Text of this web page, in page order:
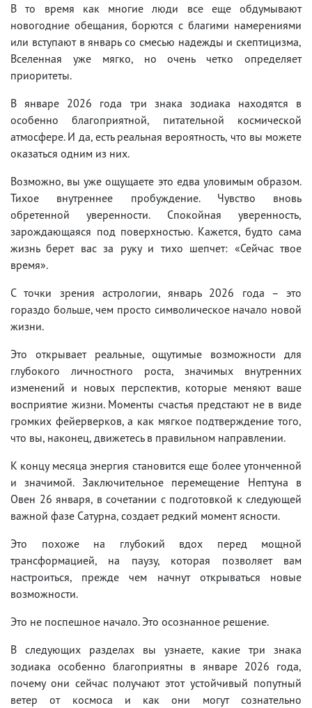
В то время как многие люди все еще обдумывают
новогодние обещания, борются с благими намерениями
или вступают в январь со смесью надежды и скептицизма,
Вселенная уже мягко, но очень четко определяет
приоритеты.
В январе 2026 года три знака зодиака находятся в
особенно благоприятной, питательной космической
атмосфере. И да, есть реальная вероятность, что вы можете
оказаться одним из них.
Возможно, вы уже ощущаете это едва уловимым образом.
Тихое внутреннее пробуждение. Чувство вновь
обретенной уверенности. Спокойная уверенность,
зарождающаяся под поверхностью. Кажется, будто сама
жизнь берет вас за руку и тихо шепчет: «Сейчас твое
время».
С точки зрения астрологии, январь 2026 года – это
гораздо больше, чем просто символическое начало новой
жизни.
Это открывает реальные, ощутимые возможности для
глубокого личностного роста, значимых внутренних
изменений и новых перспектив, которые меняют ваше
восприятие жизни. Моменты счастья предстают не в виде
громких фейерверков, а как мягкое подтверждение того,
что вы, наконец, движетесь в правильном направлении.
К концу месяца энергия становится еще более утонченной
и значимой. Заключительное перемещение Нептуна в
Овен 26 января, в сочетании с подготовкой к следующей
важной фазе Сатурна, создает редкий момент ясности.
Это похоже на глубокий вдох перед мощной
трансформацией, на паузу, которая позволяет вам
настроиться, прежде чем начнут открываться новые
возможности.
Это не поспешное начало. Это осознанное решение.
В следующих разделах вы узнаете, какие три знака
зодиака особенно благоприятны в январе 2026 года,
почему они сейчас получают этот устойчивый попутный
ветер от космоса и как они могут сознательно